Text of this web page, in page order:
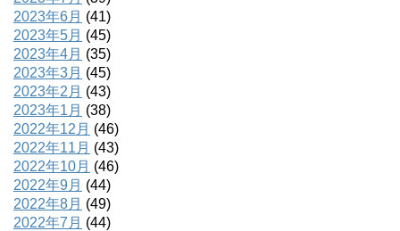
2023年6月 (41)
2023年5月 (45)
2023年4月 (35)
2023年3月 (45)
2023年2月 (43)
2023年1月 (38)
2022年12月 (46)
2022年11月 (43)
2022年10月 (46)
2022年9月 (44)
2022年8月 (49)
2022年7月 (44)